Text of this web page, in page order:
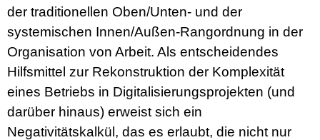
der traditionellen Oben/Unten- und der
systemischen Innen/Außen-Rangordnung in der
Organisation von Arbeit. Als entscheidendes
Hilfsmittel zur Rekonstruktion der Komplexität
eines Betriebs in Digitalisierungsprojekten (und
darüber hinaus) erweist sich ein
Negativitätskalkül, das es erlaubt, die nicht nur